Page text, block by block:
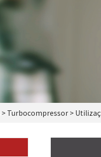
> Turbocompressor >